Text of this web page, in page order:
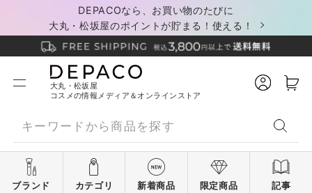
DEPACOなら、お買い物のたびに
大丸・松坂屋のポイントが貯まる！使える！
大丸・松坂屋
コスメの情報メディア＆オンラインストア
ブランド カテゴリ 新着商品 限定商品 記事